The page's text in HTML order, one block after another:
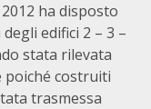
ha disposto
edifici 2 – 3 –
stata rilevata
costruiti
trasmessa